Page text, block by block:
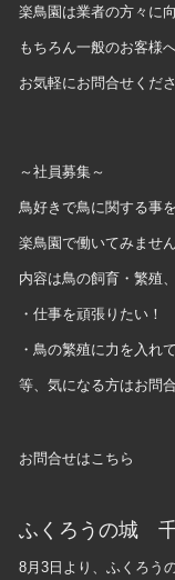
楽鳥園は業者の方々に
もちろん一般のお客様
お気軽にお問合せくださ
～社員募集～
鳥好きで鳥に関する事
楽鳥園で働いてみませ
内容は鳥の飼育・繁殖
・仕事を頑張りたい！
・鳥の繁殖に力を入れ
等、気になる方はお問
お問合せはこちら
ふくろうの城
8月3日より、ふくろう